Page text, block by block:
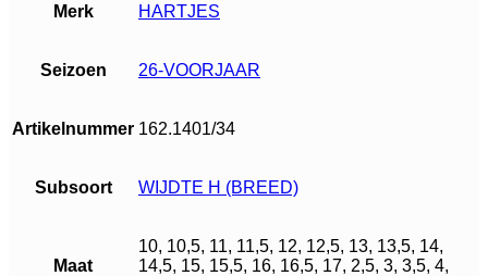
Merk HARTJES
Seizoen 26-VOORJAAR
Artikelnummer 162.1401/34
Subsoort WIJDTE H (BREED)
Maat
10, 10,5, 11, 11,5, 12, 12,5, 13, 13,5, 14,
14,5, 15, 15,5, 16, 16,5, 17, 2,5, 3, 3,5, 4,